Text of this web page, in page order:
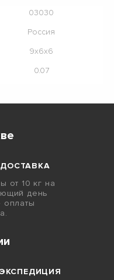
03030
Россия
9х6х6
0.07
от 10 кг на
день
оплаты